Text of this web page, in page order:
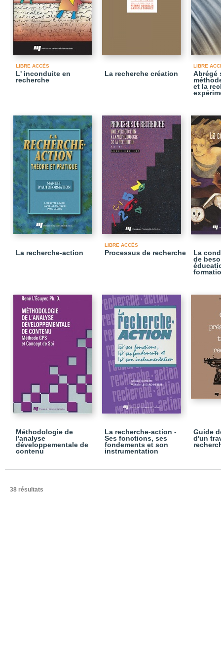
LIBRE ACCÈS
L' inconduite en
recherche
La recherche création
LIBRE
Abrégé
et la
La recherche-action
LIBRE ACCÈS
Processus de recherche
La
de
Méthodologie de
l'analyse
développementale de
contenu
La recherche-action -
Ses fonctions, ses
fondements et son
instrumentation
Guide
d'un
38 résultats